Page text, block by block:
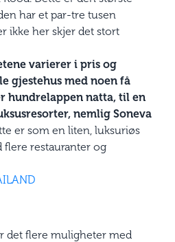
har et par-tre tusen
ikke her skjer det stort
varierer i pris og
gjestehus med noen få
hundrelappen natta, til en
nemlig Soneva
er som en liten, luksuriøs
flere restauranter og
det flere muligheter med